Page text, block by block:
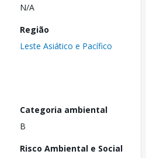
N/A
Região
Leste Asiático e Pacífico
Categoria ambiental
B
Risco Ambiental e Social